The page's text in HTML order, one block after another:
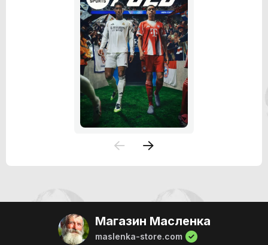
Магазин Масленка
maslenka-store.com